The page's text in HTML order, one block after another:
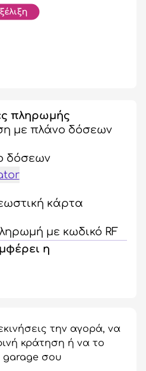
πληρωμής
με πλάνο δόσεων
δόσεων
κάρτα
με κωδικό RF
η
την αγορά, να
κράτηση ή να το
garage σου